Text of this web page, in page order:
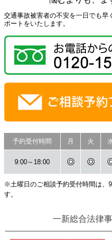
交通事故被害者の不安を一日でも
ポートをいたします。
予約受付時間 月 火
9:00～18:00
※土曜日のご相談予約受付時間は、
す。
一新総合法律